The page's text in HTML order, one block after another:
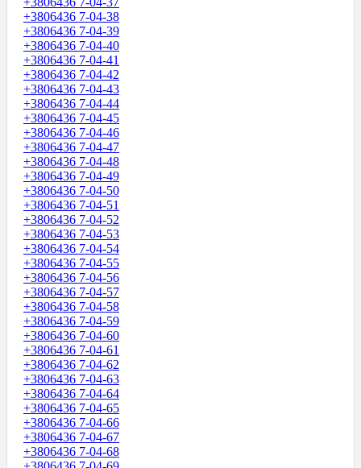
+3806436 7-04-38
+3806436 7-04-39
+3806436 7-04-40
+3806436 7-04-41
+3806436 7-04-42
+3806436 7-04-43
+3806436 7-04-44
+3806436 7-04-45
+3806436 7-04-46
+3806436 7-04-47
+3806436 7-04-48
+3806436 7-04-49
+3806436 7-04-50
+3806436 7-04-51
+3806436 7-04-52
+3806436 7-04-53
+3806436 7-04-54
+3806436 7-04-55
+3806436 7-04-56
+3806436 7-04-57
+3806436 7-04-58
+3806436 7-04-59
+3806436 7-04-60
+3806436 7-04-61
+3806436 7-04-62
+3806436 7-04-63
+3806436 7-04-64
+3806436 7-04-65
+3806436 7-04-66
+3806436 7-04-67
+3806436 7-04-68